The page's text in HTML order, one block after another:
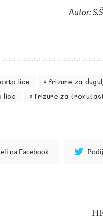
Autor:
lice
frizure za
lice frizure za
na Facebook